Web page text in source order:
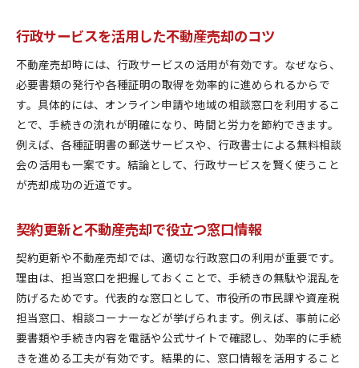
行政サービスを活用した不動産売却のコツ
不動産売却時には、行政サービスの活用が有効です。なぜなら、
必要書類の発行や各種証明の取得を効率的に進められるからで
す。具体的には、オンライン申請や地域の相談窓口を利用するこ
とで、手続きの流れが明確になり、時間と労力を節約できます。
例えば、各種証明書の郵送サービスや、行政書士による無料相談
会の活用も一案です。結論として、行政サービスを賢く使うこと
が売却成功の近道です。
契約更新と不動産売却で役立つ窓口情報
契約更新や不動産売却では、適切な行政窓口の利用が重要です。
理由は、担当窓口を把握しておくことで、手続きの無駄や混乱を
防げるためです。代表的な窓口として、市役所の市民課や資産税
担当窓口、相談コーナーなどが挙げられます。例えば、事前に必
要書類や手続き内容を電話や公式サイトで確認し、効率的に手続
きを進める工夫が有効です。結果的に、窓口情報を活用すること